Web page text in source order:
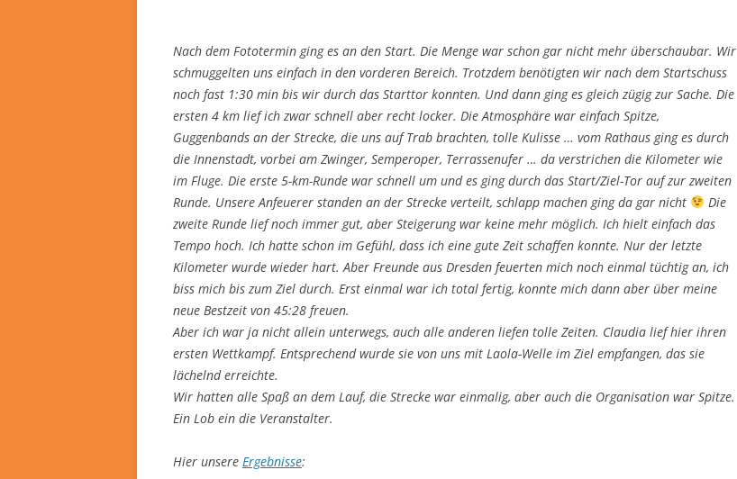
Nach dem Fototermin ging es an den Start. Die Menge war schon gar nicht mehr überschaubar. Wir
schmuggelten uns einfach in den vorderen Bereich. Trotzdem benötigten wir nach dem Startschuss
noch fast 1:30 min bis wir durch das Starttor konnten. Und dann ging es gleich zügig zur Sache. Die
ersten 4 km lief ich zwar schnell aber recht locker. Die Atmosphäre war einfach Spitze,
Guggenbands an der Strecke, die uns auf Trab brachten, tolle Kulisse … vom Rathaus ging es durch
die Innenstadt, vorbei am Zwinger, Semperoper, Terrassenufer … da verstrichen die Kilometer wie
im Fluge. Die erste 5-km-Runde war schnell um und es ging durch das Start/Ziel-Tor auf zur zweiten
Runde. Unsere Anfeuerer standen an der Strecke verteilt, schlapp machen ging da gar nicht
Die
zweite Runde lief noch immer gut, aber Steigerung war keine mehr möglich. Ich hielt einfach das
Tempo hoch. Ich hatte schon im Gefühl, dass ich eine gute Zeit schaffen konnte. Nur der letzte
Kilometer wurde wieder hart. Aber Freunde aus Dresden feuerten mich noch einmal tüchtig an, ich
biss mich bis zum Ziel durch. Erst einmal war ich total fertig, konnte mich dann aber über meine
neue Bestzeit von 45:28 freuen.
Aber ich war ja nicht allein unterwegs, auch alle anderen liefen tolle Zeiten. Claudia lief hier ihren
ersten Wettkampf. Entsprechend wurde sie von uns mit Laola-Welle im Ziel empfangen, das sie
lächelnd erreichte.
Wir hatten alle Spaß an dem Lauf, die Strecke war einmalig, aber auch die Organisation war Spitze.
Ein Lob ein die Veranstalter.
Hier unsere Ergebnisse: